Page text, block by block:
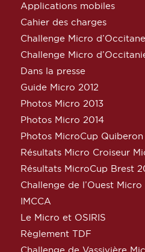
Applications mobiles
Cahier des charges
Challenge Micro
Challenge Micro
Dans la presse
Guide Micro 2012
Photos Micro 2013
Photos Micro 2014
Photos MicroCup Quiberon
Résultats Micro Croiseur
Résultats MicroCup Brest
Challenge de l’Ouest Micro
IMCCA
Le Micro et OSIRIS
Règlement TDF
Challenge de Vassivière